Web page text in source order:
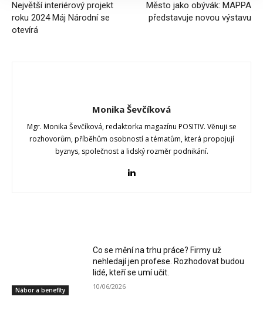
Největší interiérový projekt
roku 2024 Máj Národní se
otevírá
Město jako obývák: MAPPA
představuje novou výstavu
Monika Ševčíková
Mgr. Monika Ševčíková, redaktorka magazínu POSITIV. Věnuji se
rozhovorům, příběhům osobností a tématům, která propojují
byznys, společnost a lidský rozměr podnikání.
Nábor a benefity
Co se mění na trhu práce? Firmy už
nehledají jen profese. Rozhodovat budou
lidé, kteří se umí učit.
10/06/2026